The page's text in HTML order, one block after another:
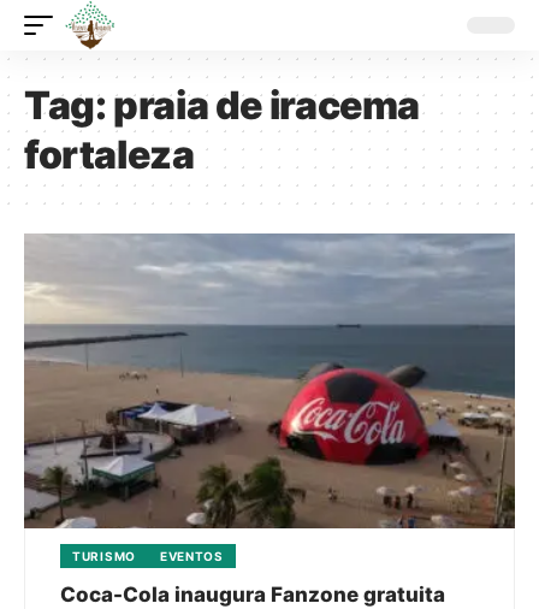
Tag:praia de iracema
fortaleza
TURISMO EVENTOS
Coca-Cola inaugura Fanzone gratuita